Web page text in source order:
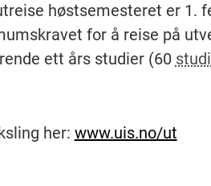
høstsemesteret er 1.
for å reise på
ett års studier (60
her: www.uis.no/ut